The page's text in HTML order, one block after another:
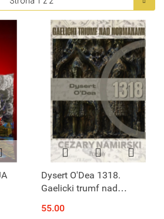
Dysert O'Dea 1318.
Gaelicki trumf nad
55.00